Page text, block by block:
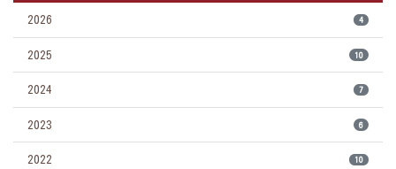
2026 4
2025 10
2024 7
2023 6
2022 10